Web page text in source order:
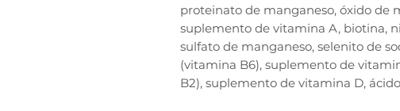
proteinato de manganeso, óxido de
suplemento de vitamina A, biotina,
sulfato de manganeso, selenito de
(vitamina B6), suplemento de
B2), suplemento de vitamina D,